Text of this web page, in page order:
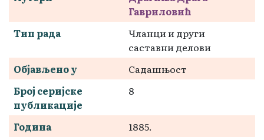
Гавриловић
Тип рада
Чланци и други
саставни делови
Објављено у
Садашњост
Број серијске
публикације
8
Година
1885.